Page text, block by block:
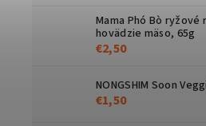
Mama Phó Bò ryžové
hovädzie mäso, 65g
€2,50
NONGSHIM Soon
€1,50